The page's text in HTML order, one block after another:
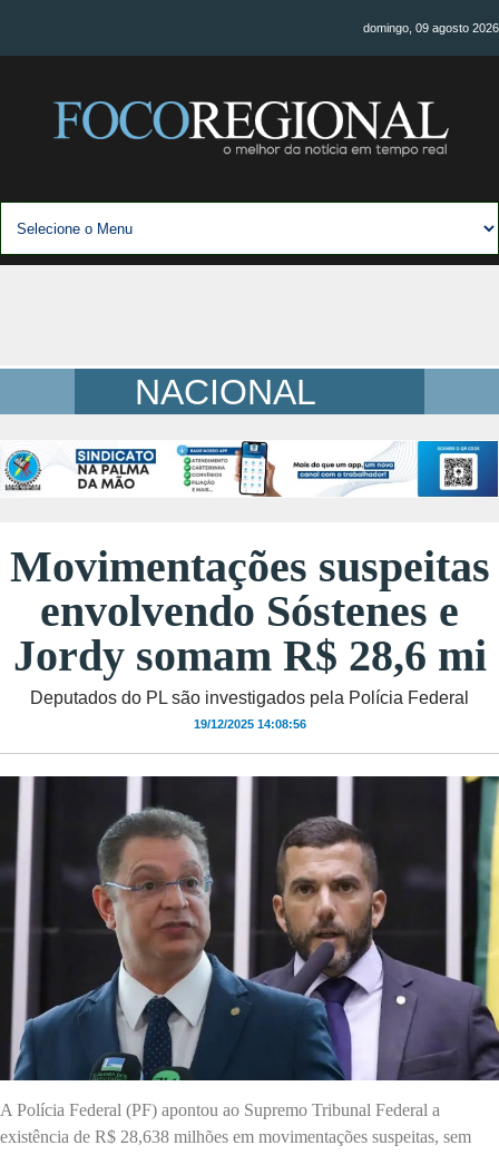
domingo, 09 agosto 2026
NACIONAL
Movimentações suspeitas
envolvendo Sóstenes e
Jordy somam R$ 28,6 mi
Deputados do PL são investigados pela Polícia Federal
19/12/2025 14:08:56
A Polícia Federal (PF) apontou ao Supremo Tribunal Federal a
existência de R$ 28,638 milhões em movimentações suspeitas, sem